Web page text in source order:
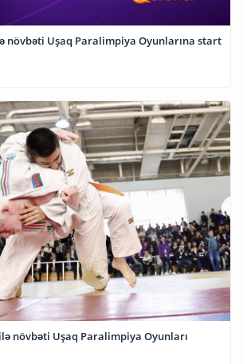
növbəti Uşaq Paralimpiya Oyunlarına start
növbəti Uşaq Paralimpiya Oyunları